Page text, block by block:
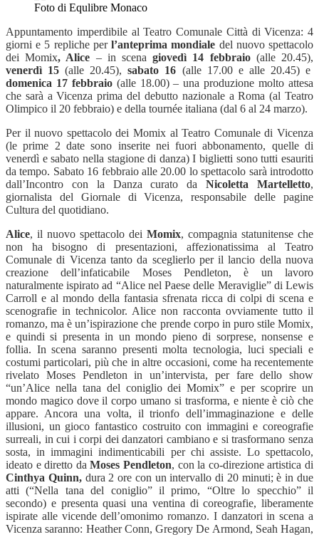
Foto di Equlibre Monaco
Appuntamento imperdibile al Teatro Comunale Città di Vicenza: 4
giorni e 5 repliche perl’anteprima mondiale del nuovo spettacolo
dei Momix, Alice – in scenagiovedì 14 febbraio (alle 20.45),
venerdì 15(alle 20.45),sabato 16 (alle 17.00 e alle 20.45) e
domenica 17 febbraio (alle 18.00) – una produzione molto attesa
che sarà a Vicenza prima del debutto nazionale a Roma (al Teatro
Olimpico il 20 febbraio) e della tournée italiana (dal 6 al 24 marzo).
Per il nuovo spettacolo dei Momix al Teatro Comunale di Vicenza
(le prime 2 date sono inserite nei fuori abbonamento, quelle di
venerdì e sabato nella stagione di danza) I biglietti sono tutti esauriti
da tempo. Sabato 16 febbraio alle 20.00 lo spettacolo sarà introdotto
dall’Incontro con la Danza curato daNicoletta Martelletto,
giornalista del Giornale di Vicenza, responsabile delle pagine
Cultura del quotidiano.
Alice, il nuovo spettacolo dei Momix, compagnia statunitense che
non ha bisogno di presentazioni, affezionatissima al Teatro
Comunale di Vicenza tanto da sceglierlo per il lancio della nuova
creazione dell’infaticabile Moses Pendleton, è un lavoro
naturalmente ispirato ad “Alice nel Paese delle Meraviglie” di Lewis
Carroll e al mondo della fantasia sfrenata ricca di colpi di scena e
scenografie in technicolor. Alice non racconta ovviamente tutto il
romanzo, ma è un’ispirazione che prende corpo in puro stile Momix,
e quindi si presenta in un mondo pieno di sorprese, nonsense e
follia. In scena saranno presenti molta tecnologia, luci speciali e
costumi particolari, più che in altre occasioni, come ha recentemente
rivelato Moses Pendleton in un’intervista, per fare dello show
“un’Alice nella tana del coniglio dei Momix” e per scoprire un
mondo magico dove il corpo umano si trasforma, e niente è ciò che
appare. Ancora una volta, il trionfo dell’immaginazione e delle
illusioni, un gioco fantastico costruito con immagini e coreografie
surreali, in cui i corpi dei danzatori cambiano e si trasformano senza
sosta, in immagini indimenticabili per chi assiste. Lo spettacolo,
ideato e diretto daMoses Pendleton, con la co-direzione artistica di
Cinthya Quinn,dura 2 ore con un intervallo di 20 minuti; è in due
atti (“Nella tana del coniglio” il primo, “Oltre lo specchio” il
secondo) e presenta quasi una ventina di coreografie, liberamente
ispirate alle vicende dell’omonimo romanzo. I danzatori in scena a
Vicenza saranno: Heather Conn, Gregory De Armond, Seah Hagan,